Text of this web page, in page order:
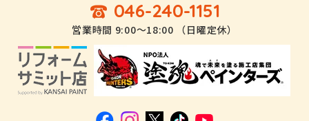
046-240-1151
営業時間 9:00～18:00 （日曜定休）